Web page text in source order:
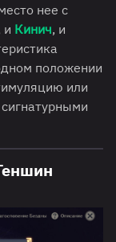
нее с
и Кинич, и
положении
или